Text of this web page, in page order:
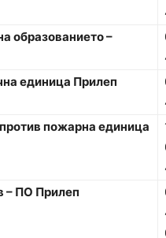
образованието –
единица Прилеп
пожарна единица
– ПО Прилеп